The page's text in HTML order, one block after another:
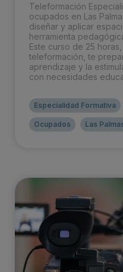
Teleformación
ocupados en Las
diseñar y aplicar
herramienta
Este curso de 25
teleformación, te
aprendizaje y la
con necesidades
Especialidad Formativa
Ocupados Las